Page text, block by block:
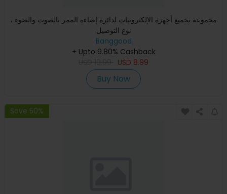
مجموعة تجميع أجهزة الإلكترونيات لدائرة إضاءة الممر بالصوت والضوء ،
نوع التوصيل
Banggood
+ Upto 9.80% Cashback
USD 8.99
Buy Now
Save 50%